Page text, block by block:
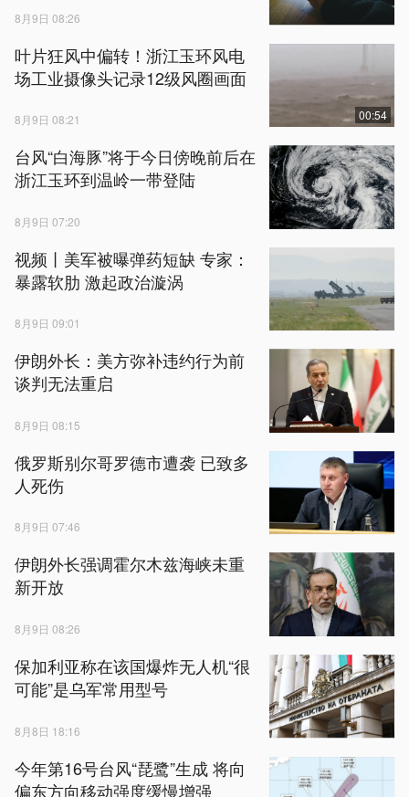
8月9日 08:26
叶片狂风中偏转！浙江玉环风电
场工业摄像头记录12级风圈画面
8月9日 08:21 00:54
台风“白海豚”将于今日傍晚前后在
浙江玉环到温岭一带登陆
8月9日 07:20
视频丨美军被曝弹药短缺 专家：
暴露软肋 激起政治漩涡
8月9日 09:01
伊朗外长：美方弥补违约行为前
谈判无法重启
8月9日 08:15
俄罗斯别尔哥罗德市遭袭 已致多
人死伤
8月9日 07:46
伊朗外长强调霍尔木兹海峡未重
新开放
8月9日 08:26
保加利亚称在该国爆炸无人机“很
可能”是乌军常用型号
8月8日 18:16
今年第16号台风“琵鹭”生成 将向
偏东方向移动强度缓慢增强